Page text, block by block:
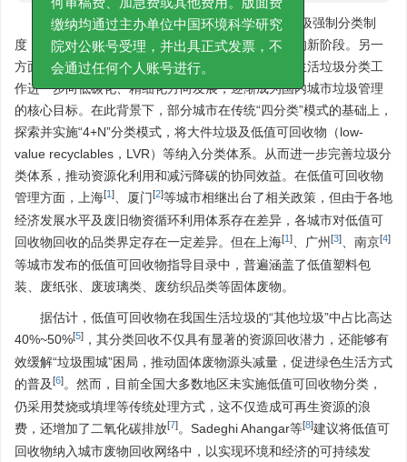
自2017年起，我国在46个重点城市实施生活垃圾强制分类制
度，标志着居民生活垃圾管理进入系统化、规范化的新阶段。另一
方面，随着国家碳达峰、碳中和目标的实施，居民生活垃圾分类工
作进一步向低碳化、精细化方向发展，逐渐成为国内城市垃圾管理
的核心目标。在此背景下，部分城市在传统“四分类”模式的基础上，
探索并实施“4+N”分类模式，将大件垃圾及低值可回收物（low-
value recyclables，LVR）等纳入分类体系。从而进一步完善垃圾分
类体系，推动资源化利用和减污降碳的协同效益。在低值可回收物
管理方面，上海[1] 、厦门[2]等城市相继出台了相关政策，但由于各地
经济发展水平及废旧物资循环利用体系存在差异，各城市对低值可
回收物回收的品类界定存在一定差异。但在上海[1] 、广州 [3] 、南京[4]
等城市发布的低值可回收物指导目录中，普遍涵盖了低值塑料包
装、废纸张、废玻璃类、废纺织品类等固体废物。
据估计，低值可回收物在我国生活垃圾的“其他垃圾”中占比高达
40%~50%[5] ，其分类回收不仅具有显著的资源回收潜力，还能够有
效缓解“垃圾围城”困局，推动固体废物源头减量，促进绿色生活方式
的普及[6]。然而，目前全国大多数地区未实施低值可回收物分类，
仍采用焚烧或填埋等传统处理方式，这不仅造成可再生资源的浪
费，还增加了二氧化碳排放[7]。Sadeghi Ahangar等[8]建议将低值可
回收物纳入城市废物回收网络中，以实现环境和经济的可持续发
何审稿费、加急费或其他费用。版面费
缴纳均通过主办单位中国环境科学研究
院对公账号受理，并出具正式发票，不
会通过任何个人账号进行。